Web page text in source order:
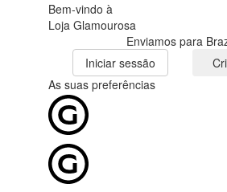
Bem-vindo à
Loja Glamourosa
Enviamos para
Iniciar sessão
As suas preferências